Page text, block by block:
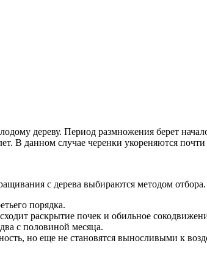
дереву. Период размножения берет
В данном случае черенки укореняются почти
с дерева выбираются методом отбора.
порядка.
раскрытие почек и обильное
с половиной месяца.
но еще не становятся выносливыми к